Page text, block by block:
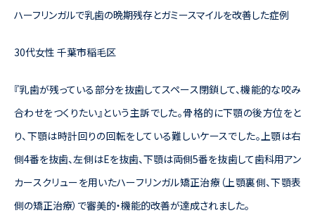
ハーフリンガルで乳歯の晩期残存とガミースマイルを改善した症例
30代女性 千葉市稲毛区
『乳歯が残っている部分を抜歯してスペース閉鎖して、機能的な咬み
合わせをつくりたい』という主訴でした。骨格的に下顎の後方位をと
り、下顎は時計回りの回転をしている難しいケースでした。上顎は右
側4番を抜歯、左側はEを抜歯、下顎は両側5番を抜歯して歯科用アン
カースクリューを用いたハーフリンガル矯正治療（上顎裏側、下顎表
側の矯正治療）で審美的・機能的改善が達成されました。